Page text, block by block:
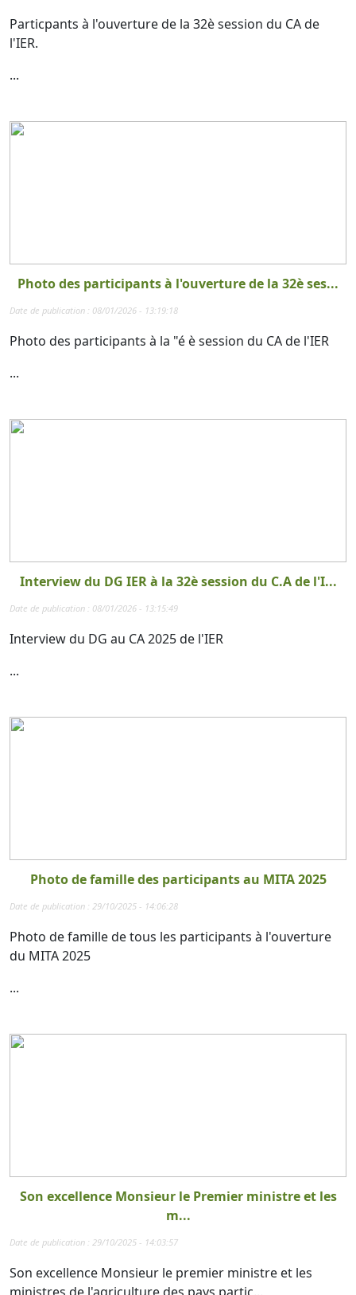
Particpants à l'ouverture de la 32è session du CA de
l'IER.
...
Photo des participants à l'ouverture de la 32è ses...
Date de publication : 08/01/2026 - 13:19:18
Photo des participants à la "é è session du CA de l'IER
...
Interview du DG IER à la 32è session du C.A de l'I...
Date de publication : 08/01/2026 - 13:15:49
Interview du DG au CA 2025 de l'IER
...
Photo de famille des participants au MITA 2025
Date de publication : 29/10/2025 - 14:06:28
Photo de famille de tous les participants à l'ouverture
du MITA 2025
...
Son excellence Monsieur le Premier ministre et les
m...
Date de publication : 29/10/2025 - 14:03:57
Son excellence Monsieur le premier ministre et les